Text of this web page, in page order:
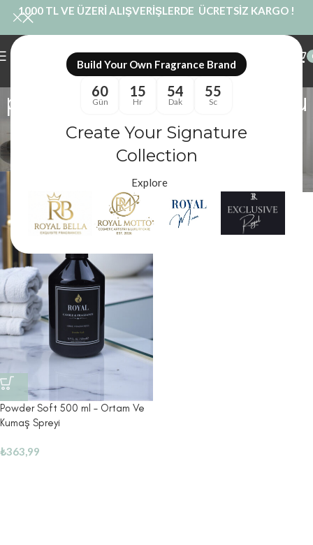
Build Your Own Fragrance Brand
60
Gün
15
Hr
54
Dak
55
Sc
Create Your Signature
Collection
Explore
1000 TL VE ÜZERİ ALIŞVERİŞLERDE ÜCRETSİZ KARGO !
powder soft oda kokusu
Royal Mum
Ürünler “powder soft oda kokusu” olarak etiketlendi
Powder Soft 500 ml – Ortam Ve
Kumaş Spreyi
₺363,99